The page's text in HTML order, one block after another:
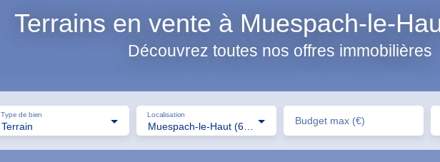
Terrains en vente à Muespach-le-
Découvrez toutes nos offres immobilières
Terrain
Type de bien Localisation
Budget max (€)